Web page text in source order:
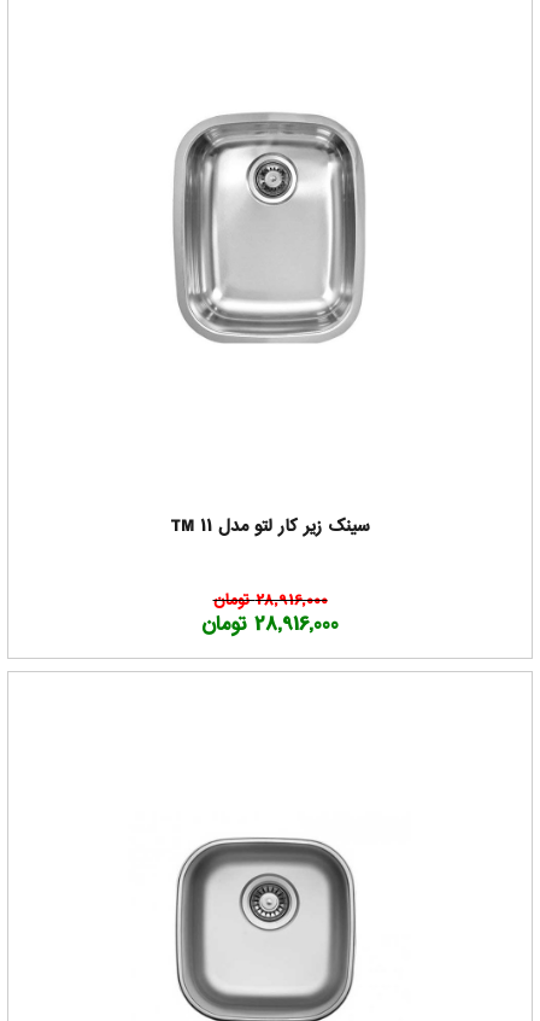
سینک زیر کار لتو مدل TM 11
28,916,000 تومان
28,916,000 تومان